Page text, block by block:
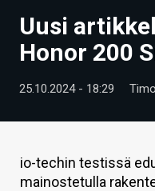
UUTISET
TIETOA
Uusi
Honor 200
25.10.2024 - 18:29
io-techin testissä
mainostetulla